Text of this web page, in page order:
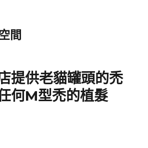
間
提供老貓罐頭的禿
何M型禿的植髮